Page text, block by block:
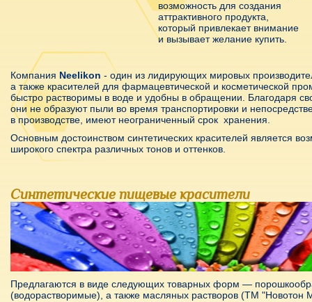
возможность для создания
аттрактивного продукта,
который привлекает внимание
и вызывает желание купить.
Компания Neelikon - один из лидирующих мировых
а также красителей для фармацевтической и косметической
быстро растворимы в воде и удобны в обращении. Благодаря
они не образуют пыли во время транспортировки и
в производстве, имеют неограниченный срок хранения.
Основным достоинством синтетических красителей является
широкого спектра различных тонов и оттенков.
Синтетические пищевые красители
Предлагаются в виде следующих товарных форм —
(водорастворимые), а также масляных растворов (ТМ "Новотон